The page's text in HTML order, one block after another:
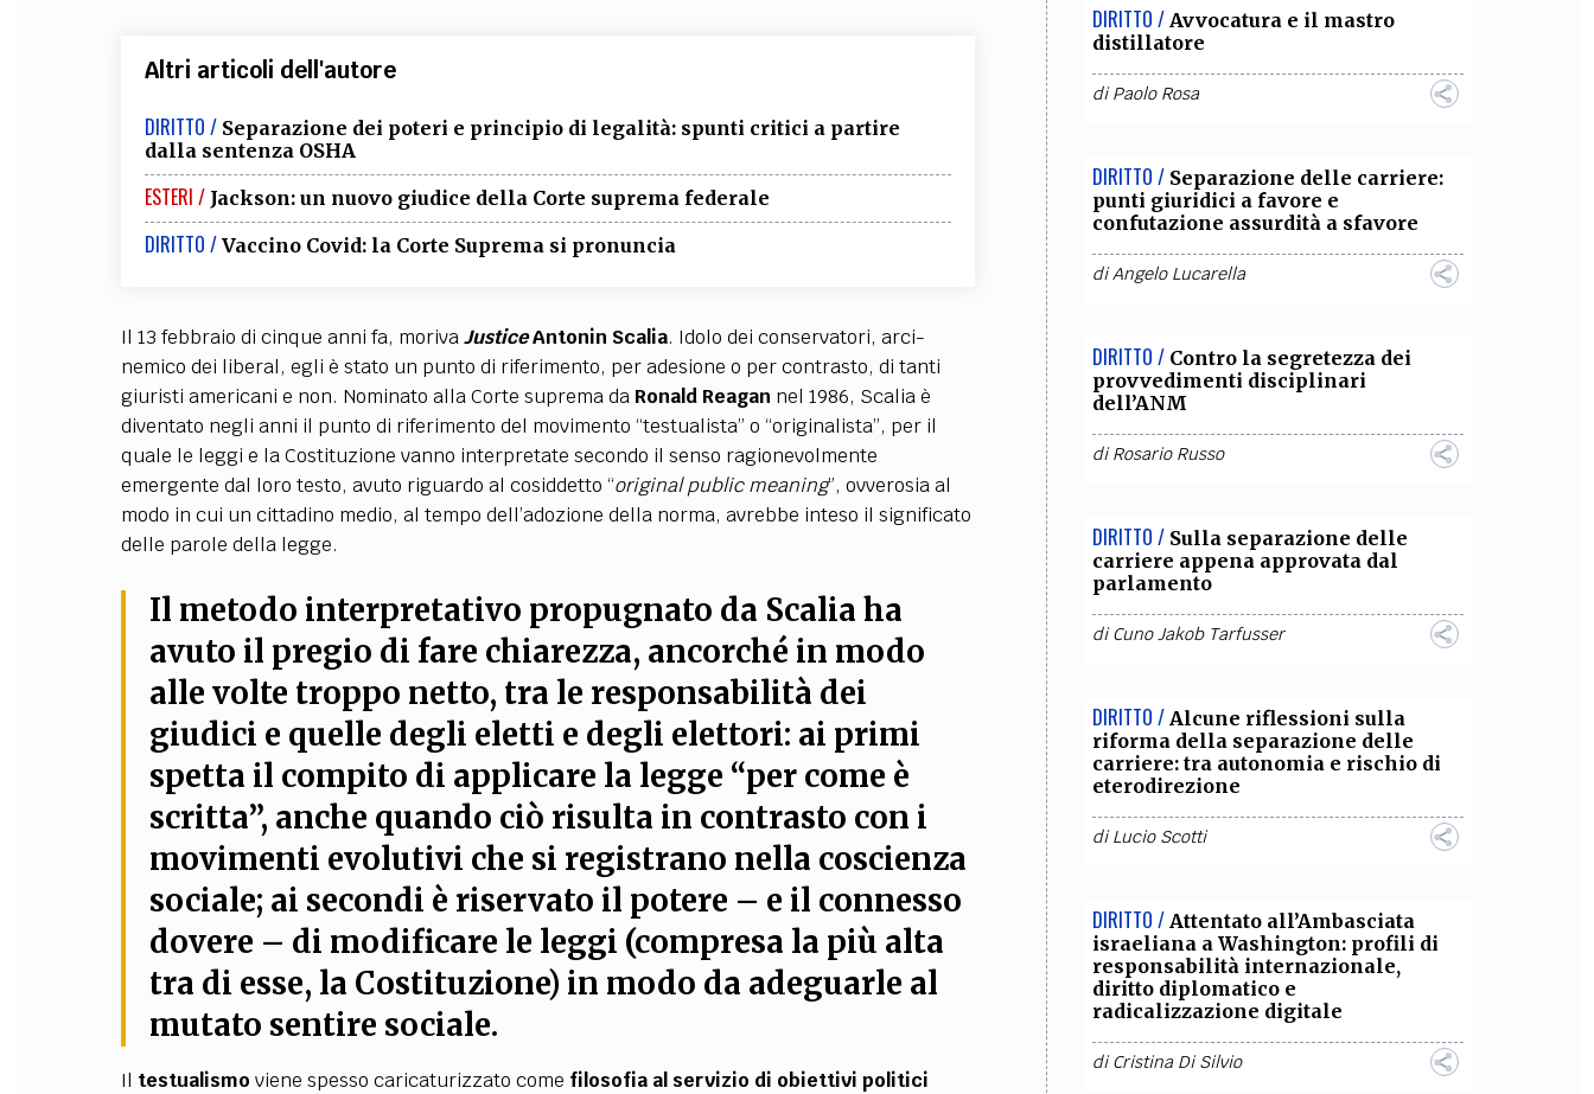
Altri articoli dell'autore
DIRITTO / Separazione dei poteri e principio di legalità: spunti critici a partire
dalla sentenza OSHA
ESTERI / Jackson: un nuovo giudice della Corte suprema federale
DIRITTO / Vaccino Covid: la Corte Suprema si pronuncia
Il 13 febbraio di cinque anni fa, morivaJusticeAntonin Scalia. Idolo dei conservatori, arci-
nemico dei liberal, egli è stato un punto di riferimento, per adesione o per contrasto, di tanti
giuristi americani e non. Nominato alla Corte suprema da Ronald Reagannel 1986, Scalia è
diventato negli anni il punto di riferimento del movimento “testualista” o “originalista”, per il
quale le leggi e la Costituzione vanno interpretate secondo il senso ragionevolmente
emergente dal loro testo, avuto riguardo al cosiddetto “original public meaning”, ovverosia al
modo in cui un cittadino medio, al tempo dell’adozione della norma, avrebbe inteso il significato
delle parole della legge.
Il metodo interpretativo propugnato da Scalia ha
avuto il pregio di fare chiarezza, ancorché in modo
alle volte troppo netto, tra le responsabilità dei
giudici e quelle degli eletti e degli elettori: ai primi
spetta il compito di applicare la legge “per come è
scritta”, anche quando ciò risulta in contrasto con i
movimenti evolutivi che si registrano nella coscienza
sociale; ai secondi è riservato il potere – e il connesso
dovere – di modificare le leggi (compresa la più alta
tra di esse, la Costituzione) in modo da adeguarle al
mutato sentire sociale.
Il testualismo viene spesso caricaturizzato come filosofia al servizio di obiettivi politici
DIRITTO / Avvocatura e il mastro
distillatore
diPaolo Rosa
DIRITTO / Separazione delle carriere:
punti giuridici a favore e
confutazione assurdità a sfavore
diAngelo Lucarella
DIRITTO / Contro la segretezza dei
provvedimenti disciplinari
dell’ANM
diRosario Russo
DIRITTO / Sulla separazione delle
carriere appena approvata dal
parlamento
diCuno Jakob Tarfusser
DIRITTO / Alcune riflessioni sulla
riforma della separazione delle
carriere: tra autonomia e rischio di
eterodirezione
diLucio Scotti
DIRITTO / Attentato all’Ambasciata
israeliana a Washington: profili di
responsabilità internazionale,
diritto diplomatico e
radicalizzazione digitale
diCristina Di Silvio